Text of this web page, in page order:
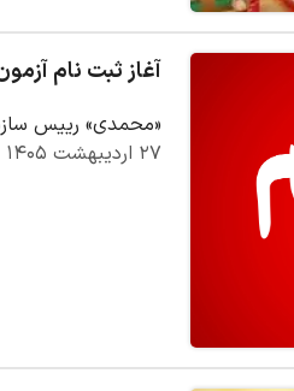
آغاز ثبت نام آزمون
«محمدی» رییس سازمان سنجش کشور: ثبت
۲۷ اردیبهشت ۱۴۰۵